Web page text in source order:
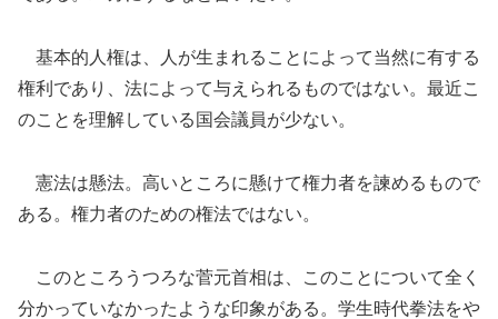
基本的人権は、人が生まれることによって当然に有する
権利であり、法によって与えられるものではない。最近こ
のことを理解している国会議員が少ない。
憲法は懸法。高いところに懸けて権力者を諫めるもので
ある。権力者のための権法ではない。
このところうつろな菅元首相は、このことについて全く
分かっていなかったような印象がある。学生時代拳法をや